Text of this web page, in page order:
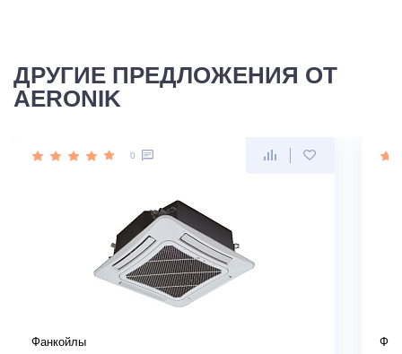
ДРУГИЕ ПРЕДЛОЖЕНИЯ ОТ
AERONIK
0
Фанкойлы